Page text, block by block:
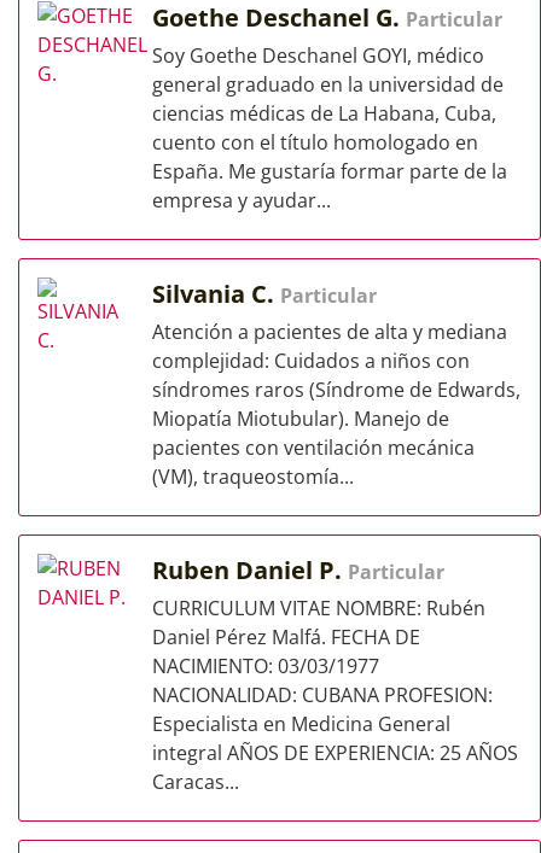
Goethe Deschanel G. Particular
Soy Goethe Deschanel GOYI, médico
general graduado en la universidad de
ciencias médicas de La Habana, Cuba,
cuento con el título homologado en
España. Me gustaría formar parte de la
empresa y ayudar...
Silvania C. Particular
Atención a pacientes de alta y mediana
complejidad: Cuidados a niños con
síndromes raros (Síndrome de Edwards,
Miopatía Miotubular). Manejo de
pacientes con ventilación mecánica
(VM), traqueostomía...
Ruben Daniel P. Particular
CURRICULUM VITAE NOMBRE: Rubén
Daniel Pérez Malfá. FECHA DE
NACIMIENTO: 03/03/1977
NACIONALIDAD: CUBANA PROFESION:
Especialista en Medicina General
integral AÑOS DE EXPERIENCIA: 25 AÑOS
Caracas...